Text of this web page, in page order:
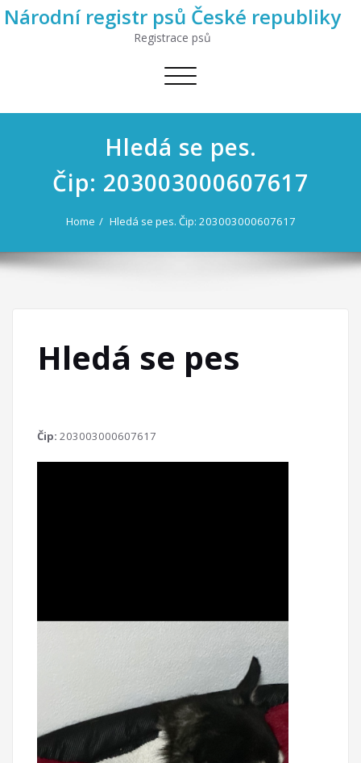
Národní registr psů České republiky
Registrace psů
Toggle
Hledá se pes.
Čip: 203003000607617
Home Hledá se pes. Čip: 203003000607617
Hledá se pes
Čip: 203003000607617